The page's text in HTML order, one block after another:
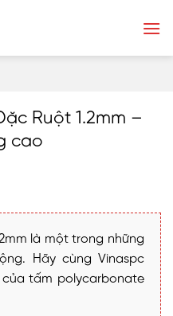
Ruột 1.2mm –
cao
là một trong những
Hãy cùng Vinaspc
tấm polycarbonate